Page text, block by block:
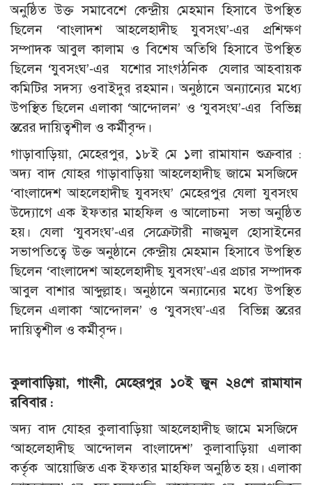
অনুষ্ঠিত উক্ত সমাবেশে কেন্দ্রীয় মেহমান হিসাবে উপস্থিত
ছিলেন ‘বাংলাদশ আহলেহাদীছ যুবসংঘ’-এর প্রশিক্ষণ
সম্পাদক আবুল কালাম ও বিশেষ অতিথি হিসাবে উপস্থিত
ছিলেন ‘যুবসংঘ’-এর যশোর সাংগঠনিক যেলার আহবায়ক
কমিটির সদস্য ওবাইদুর রহমান। অনুষ্ঠানে অন্যান্যের মধ্যে
উপস্থিত ছিলেন এলাকা ‘আন্দোলন’ ও ‘যুবসংঘ’-এর বিভিন্ন
স্তরের দায়িত্বশীল ও কর্মীবৃন্দ।
গাড়াবাড়িয়া, মেহেরপুর, ১৮ই মে ১লা রামাযান শুক্রবার :
অদ্য বাদ যোহর গাড়াবাড়িয়া আহলেহাদীছ জামে মসজিদে
‘বাংলাদেশ আহলেহাদীছ যুবসংঘ’ মেহেরপুর যেলা যুবসংঘ
উদ্যোগে এক ইফতার মাহফিল ও আলোচনা সভা অনুষ্ঠিত
হয়। যেলা ‘যুবসংঘ’-এর সেক্রেটারী নাজমুল হোসাইনের
সভাপতিত্বে উক্ত অনুষ্ঠানে কেন্দ্রীয় মেহমান হিসাবে উপস্থিত
ছিলেন ‘বাংলাদেশ আহলেহাদীছ যুবসংঘ’-এর প্রচার সম্পাদক
আবুল বাশার আব্দুল্লাহ। অনুষ্ঠানে অন্যান্যের মধ্যে উপস্থিত
ছিলেন এলাকা ‘আন্দোলন’ ও ‘যুবসংঘ’-এর বিভিন্ন স্তরের
দায়িত্বশীল ও কর্মীবৃন্দ।
কুলাবাড়িয়া, গাংনী, মেহেরপুর ১০ই জুন ২৪শে রামাযান
রবিবার :
অদ্য বাদ যোহর কুলাবাড়িয়া আহলেহাদীছ জামে মসজিদে
‘আহলেহাদীছ আন্দোলন বাংলাদেশ’ কুলাবাড়িয়া এলাকা
কর্তৃক আয়োজিত এক ইফতার মাহফিল অনুষ্ঠিত হয়। এলাকা